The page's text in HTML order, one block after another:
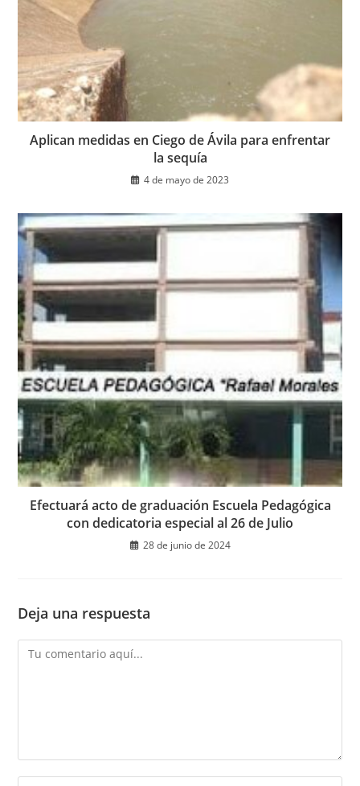
Aplican medidas en Ciego de Ávila para enfrentar
la sequía
4 de mayo de 2023
Efectuará acto de graduación Escuela Pedagógica
con dedicatoria especial al 26 de Julio
28 de junio de 2024
Deja una respuesta
Comentario